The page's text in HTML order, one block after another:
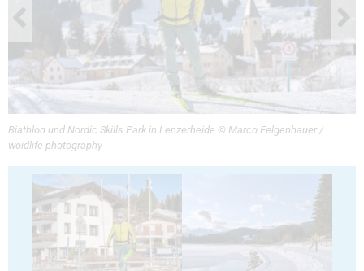
Biathlon und Nordic Skills Park in Lenzerheide © Marco Felgenhauer /
woidlife photography